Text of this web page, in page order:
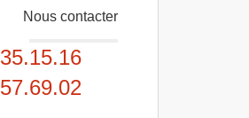
Nous contacter